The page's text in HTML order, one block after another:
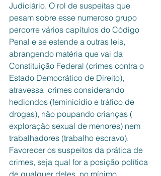
Judiciário. O rol de suspeitas que
pesam sobre esse numeroso grupo
percorre vários capítulos do Código
Penal e se estende a outras leis,
abrangendo matéria que vai da
Constituição Federal (crimes contra o
Estado Democrático de Direito),
atravessa  crimes considerando
hediondos (feminicídio e tráfico de
drogas), não poupando crianças (
exploração sexual de menores) nem
trabalhadores (trabalho escravo).
Favorecer os suspeitos da prática de
crimes, seja qual for a posição política
de qualquer deles, no mínimo,